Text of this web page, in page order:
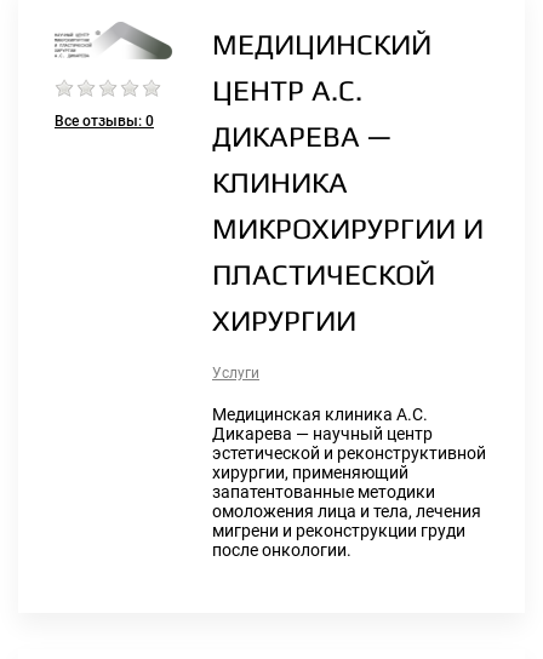
Все отзывы: 0
МЕДИЦИНСКИЙ
ЦЕНТР А.С.
ДИКАРЕВА —
КЛИНИКА
МИКРОХИРУРГИИ И
ПЛАСТИЧЕСКОЙ
ХИРУРГИИ
Услуги
Медицинская клиника А.С.
Дикарева — научный центр
эстетической и реконструктивной
хирургии, применяющий
запатентованные методики
омоложения лица и тела, лечения
мигрени и реконструкции груди
после онкологии.